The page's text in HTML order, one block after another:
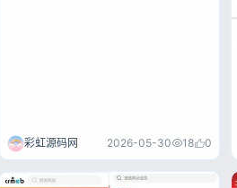
彩虹源码网 2026-05-30 18 0